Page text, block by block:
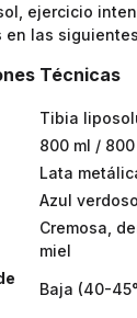
ejercicio
en las
Técnicas
Tibia
800 ml /
Lata
Azul
Cremosa,
miel
Baja (40-